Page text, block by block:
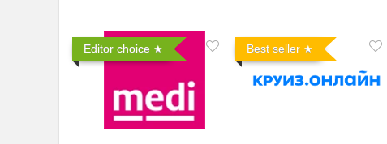
Editor choice Best seller